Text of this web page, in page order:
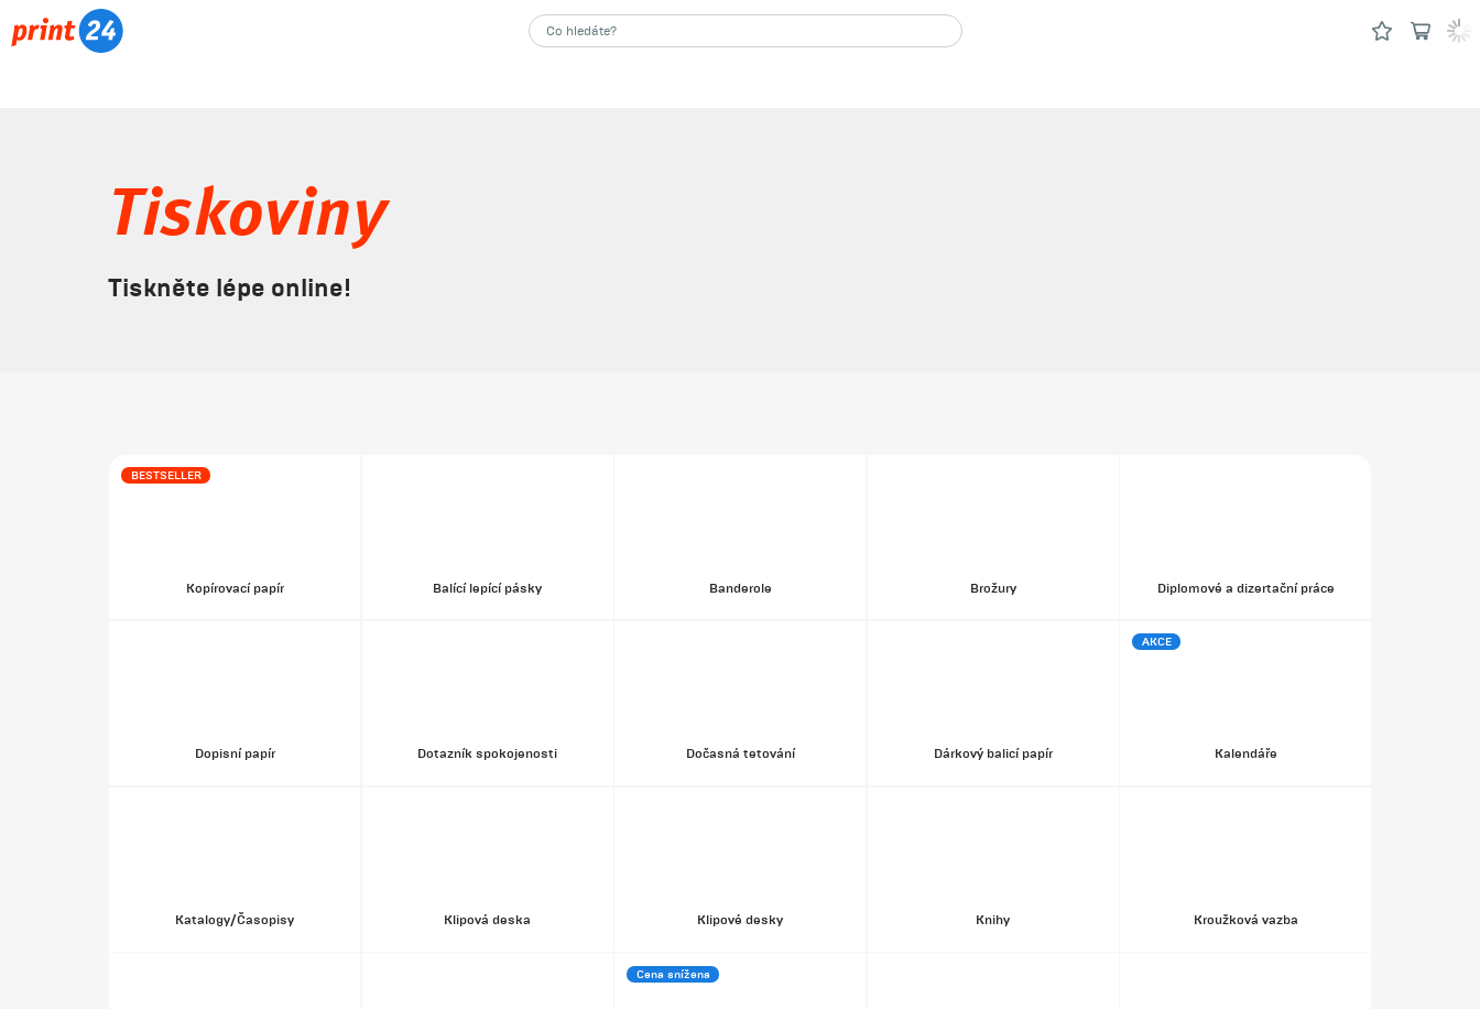
Tiskoviny
Tiskněte lépe online!
BESTSELLER
Kopírovací papír Balící lepící pásky Banderole Brožury Diplomové a dizertační práce
Dopisní papír Dotazník spokojenosti Dočasná tetování Dárkový balicí papír
AKCE
Kalendáře
Katalogy/Časopisy Klipová deska Klipové desky Knihy Kroužková vazba
Cena snížena